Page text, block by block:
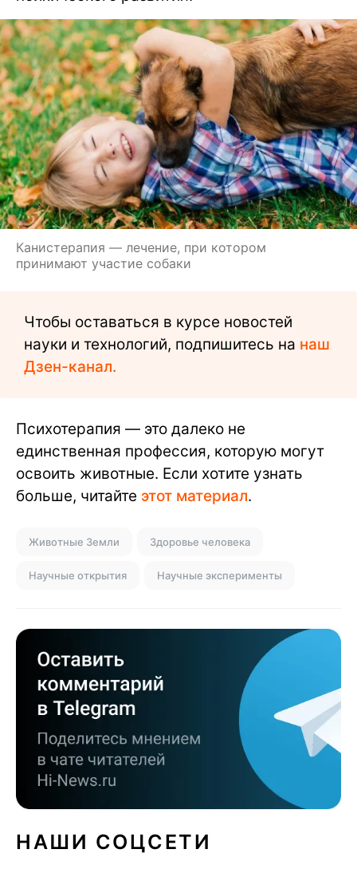
Канистерапия — лечение, при котором
принимают участие собаки
Чтобы оставаться в курсе новостей
науки и технологий, подпишитесь на наш
Дзен-канал.
Психотерапия — это далеко не
единственная профессия, которую могут
освоить животные. Если хотите узнать
больше, читайте этот материал.
Животные Земли Здоровье человека
Научные открытия Научные эксперименты
НАШИ СОЦСЕТИ